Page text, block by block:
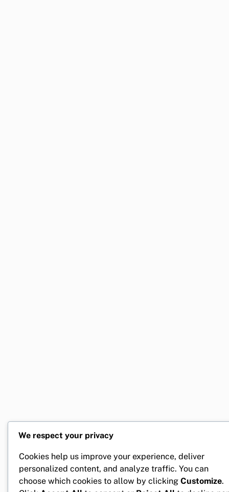
We respect your privacy
Cookies help us improve your experience, deliver
personalized content, and analyze traffic. You can
choose which cookies to allow by clicking Customize.